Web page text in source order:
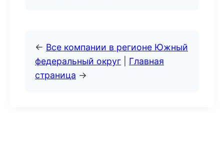
← Все компании в регионе Южный
федеральный округ
Главная
страница →